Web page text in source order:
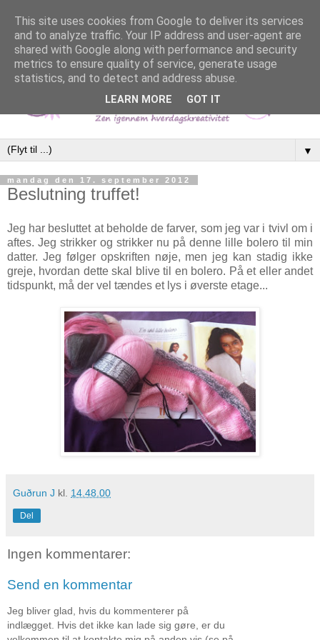
▼
mandag den 17. september 2012
Beslutning truffet!
Jeg har besluttet at beholde de farver, som jeg var i tvivl om i
aftes. Jeg strikker og strikker nu på denne lille bolero til min
datter. Jeg følger opskriften nøje, men jeg kan stadig ikke
greje, hvordan dette skal blive til en bolero. På et eller andet
tidspunkt, må der vel tændes et lys i øverste etage...
Guðrun J kl. 14.48.00
Del
Ingen kommentarer:
Send en kommentar
Jeg bliver glad, hvis du kommenterer på
indlægget. Hvis det ikke kan lade sig gøre, er du
This site uses cookies from Google to deliver its services
and to analyze traffic. Your IP address and user-agent are
shared with Google along with performance and security
metrics to ensure quality of service, generate usage
statistics, and to detect and address abuse.
LEARN MORE GOT IT